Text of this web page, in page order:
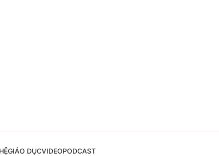
GIÁO DỤCVIDEOPODCAST